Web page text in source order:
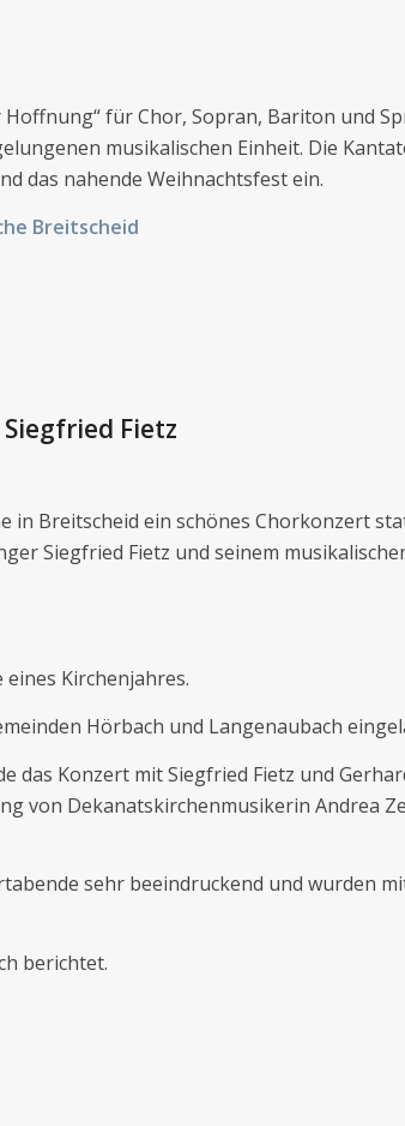
für Chor, Sopran, Bariton und
musikalischen Einheit. Die
das nahende Weihnachtsfest ein.
Breitscheid
Fietz
in Breitscheid ein schönes Chorkonzert
Siegfried Fietz und seinem
Kirchenjahres.
Hörbach und Langenaubach
das Konzert mit Siegfried Fietz und
von Dekanatskirchenmusikerin Andrea
sehr beeindruckend und wurden
berichtet.